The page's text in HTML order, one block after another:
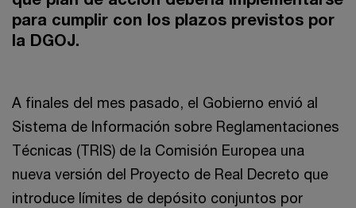
para cumplir con los plazos previstos por
la DGOJ.
A finales del mes pasado, el Gobierno envió al
Sistema de Información sobre Reglamentaciones
Técnicas (TRIS) de la Comisión Europea una
nueva versión del Proyecto de Real Decreto que
introduce límites de depósito conjuntos por